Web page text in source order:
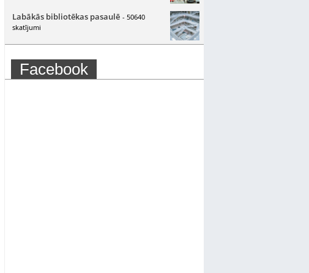
Labākās bibliotēkas pasaulē - 50640
skatījumi
Facebook